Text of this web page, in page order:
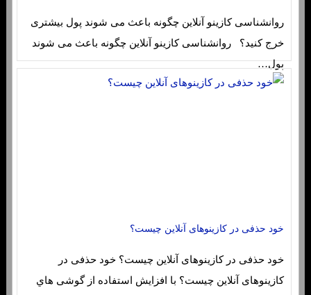
روانشناسی کازینو آنلاین چگونه باعث می شوند پول بیشتری
خرج کنید؟ روانشناسی کازینو آنلاین چگونه باعث می شوند
پول…
خود حذفی در کازینوهای آنلاین چیست؟
خود حذفی در کازینوهای آنلاین چیست؟ خود حذفی در
کازینوهای آنلاین چیست؟ با افزایش استفاده از گوشی هاي‌